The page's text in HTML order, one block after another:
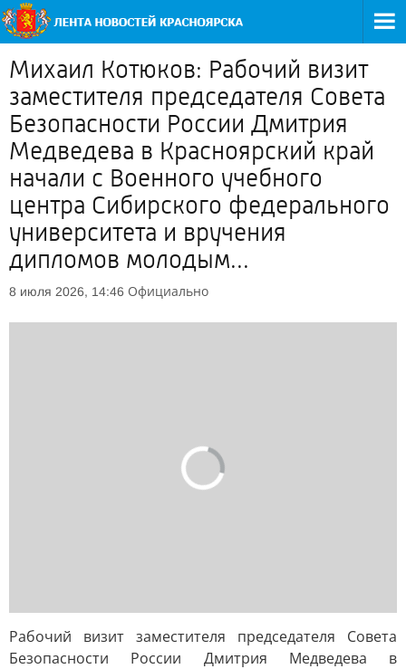
Михаил Котюков: Рабочий визит
заместителя председателя Совета
Безопасности России Дмитрия
Медведева в Красноярский край
начали с Военного учебного
центра Сибирского федерального
университета и вручения
дипломов молодым...
8 июля 2026, 14:46 Официально
Рабочий визит заместителя председателя Совета
Безопасности России Дмитрия Медведева в